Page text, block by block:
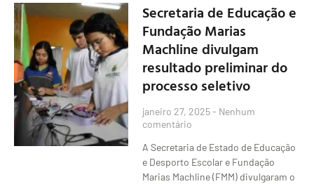
Secretaria de Educação e
Fundação Marias
Machline divulgam
resultado preliminar do
processo seletivo
janeiro 27, 2025 Nenhum
comentário
A Secretaria de Estado de Educação
e Desporto Escolar e Fundação
Marias Machline (FMM) divulgaram o